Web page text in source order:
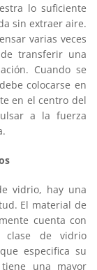
lo suficiente
sin extraer aire.
varias veces
transferir una
Cuando se
colocarse en
en el centro del
a la fuerza
vidrio, hay una
El material de
cuenta con
clase de vidrio
especifica su
una mayor